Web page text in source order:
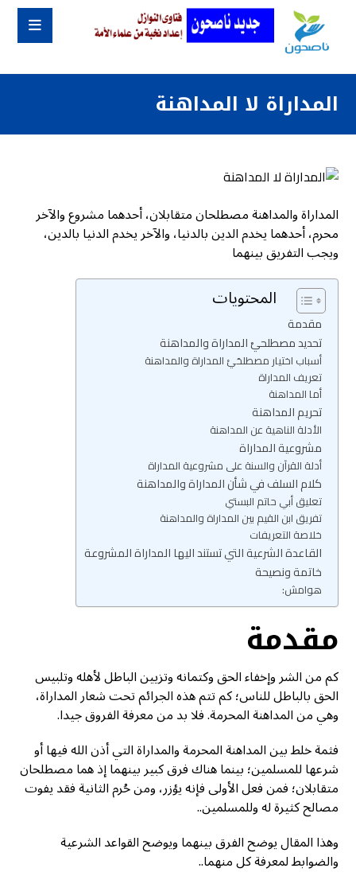
المداراة لا المداهنة
المداراة والمداهنة مصطلحان متقابلان، أحدهما مشروع والآخر
محرم، أحدهما يخدم الدين بالدنيا، والآخر يخدم الدنيا بالدين،
ويجب التفريق بينهما
المحتويات
مقدمة
تحديد مصطلحيْ المداراة والمداهنة
أسباب اختيار مصطلحَيْ المداراة والمداهنة
تعريف المداراة
أما المداهنة
تحريم المداهنة
الأدلة الناهية عن المداهنة
مشروعية المداراة
أدلة القرآن والسنة على مشروعية المداراة
كلام السلف في شأن المداراة والمداهنة
تعليق أبي حاتم البستي
تفريق ابن القيم بين المداراة والمداهنة
خلاصة التعريفات
القاعدة الشرعية التي تستند اليها المداراة المشروعة
خاتمة ونصيحة
هوامش:
مقدمة
كم من الشر وإخفاء الحق وكتمانه وتزيين الباطل لأهله وتلبيس
الحق بالباطل للناس؛ كم تتم هذه الجرائم تحت شعار المداراة،
وهي من المداهنة المحرمة. فلا بد من معرفة الفروق جيدا.
فثمة خلط بين المداهنة المحرمة والمداراة التي أذن الله فيها أو
شرعها للمسلمين؛ بينما هناك فرق كبير بينهما إذ هما مصطلحان
متقابلان؛ فمن فعل الأولى فإنه يؤزر، ومن حُرم الثانية فقد يفوت
مصالح كثيرة له وللمسلمين..
وهذا المقال يوضح الفرق بينهما ويوضح القواعد الشرعية
والضوابط لمعرفة كل منهما..